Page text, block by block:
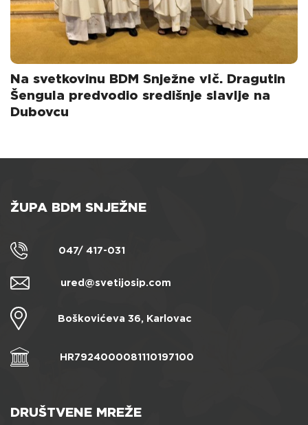
Na svetkovinu BDM Snježne vlč. Dragutin
Šengula predvodio središnje slavlje na
Dubovcu
ŽUPA BDM SNJEŽNE
047/ 417-031
ured@svetijosip.com
Boškovićeva 36, Karlovac
HR7924000081110197100
DRUŠTVENE MREŽE